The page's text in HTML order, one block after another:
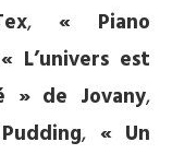
,« Piano
« L’univers est
» de Jovany,
, « Un